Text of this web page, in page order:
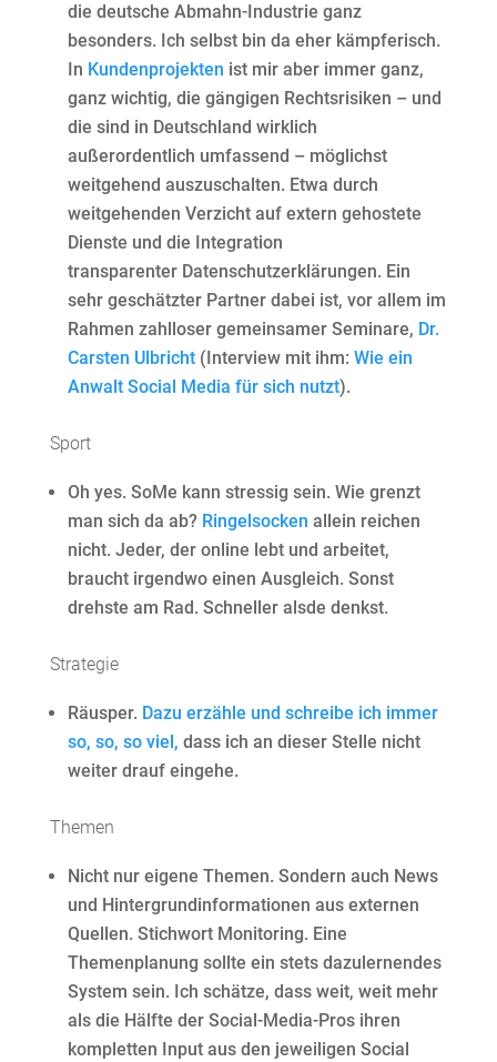
die deutsche Abmahn-Industrie ganz
besonders. Ich selbst bin da eher kämpferisch.
In Kundenprojekten ist mir aber immer ganz,
ganz wichtig, die gängigen Rechtsrisiken – und
die sind in Deutschland wirklich
außerordentlich umfassend – möglichst
weitgehend auszuschalten. Etwa durch
weitgehenden Verzicht auf extern gehostete
Dienste und die Integration
transparenter Datenschutzerklärungen. Ein
sehr geschätzter Partner dabei ist, vor allem im
Rahmen zahlloser gemeinsamer Seminare, Dr.
Carsten Ulbricht(Interview mit ihm: Wie ein
Anwalt Social Media für sich nutzt).
Sport
Oh yes. SoMe kann stressig sein. Wie grenzt
man sich da ab? Ringelsocken allein reichen
nicht. Jeder, der online lebt und arbeitet,
braucht irgendwo einen Ausgleich. Sonst
drehste am Rad. Schneller alsde denkst.
Strategie
Räusper. Dazu erzähle und schreibe ich immer
so, so, so viel, dass ich an dieser Stelle nicht
weiter drauf eingehe.
Themen
Nicht nur eigene Themen. Sondern auch News
und Hintergrundinformationen aus externen
Quellen. Stichwort Monitoring. Eine
Themenplanung sollte ein stets dazulernendes
System sein. Ich schätze, dass weit, weit mehr
als die Hälfte der Social-Media-Pros ihren
kompletten Input aus den jeweiligen Social